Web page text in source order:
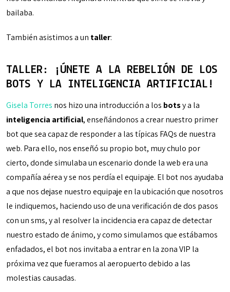
bailaba.
También asistimos a un taller:
TALLER: ¡ÚNETE A LA REBELIÓN DE LOS
BOTS Y LA INTELIGENCIA ARTIFICIAL!
Gisela Torres nos hizo una introducción a los botsy a la
inteligencia artificial, enseñándonos a crear nuestro primer
bot que sea capaz de responder a las típicas FAQs de nuestra
web. Para ello, nos enseñó su propio bot, muy chulo por
cierto, donde simulaba un escenario donde la web era una
compañía aérea y se nos perdía el equipaje. El bot nos ayudaba
a que nos dejase nuestro equipaje en la ubicación que nosotros
le indiquemos, haciendo uso de una verificación de dos pasos
con un sms, y al resolver la incidencia era capaz de detectar
nuestro estado de ánimo, y como simulamos que estábamos
enfadados, el bot nos invitaba a entrar en la zona VIP la
próxima vez que fueramos al aeropuerto debido a las
molestias causadas.